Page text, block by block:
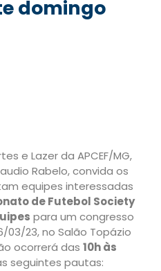
domingo
e Lazer da APCEF/MG,
Rabelo, convida os
equipes interessadas
de Futebol Society
para um congresso
23, no Salão Topázio
ocorrerá das 10h às
seguintes pautas: